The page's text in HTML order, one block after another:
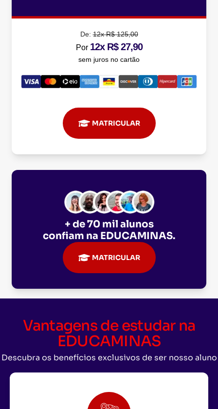
De:12x R$ 125,00
Por 12x R$ 27,90
sem juros no cartão
MATRICULAR
+ de 70 mil alunos
confiam na EDUCAMINAS.
MATRICULAR
Vantagens de estudar na
EDUCAMINAS
Descubra os benefícios exclusivos de ser nosso aluno